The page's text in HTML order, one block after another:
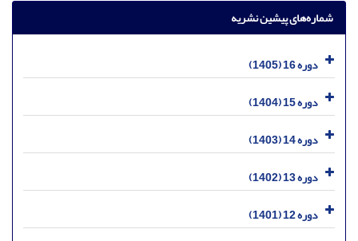
شماره‌های پیشین نشریه
دوره 16 (1405)
دوره 15 (1404)
دوره 14 (1403)
دوره 13 (1402)
دوره 12 (1401)